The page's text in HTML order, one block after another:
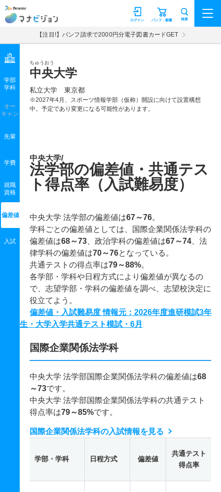
マナビジョン パンフ・願書
ログイン 検索
【注目!】パンフ請求で2000円分電子図書カードGET
ちゅうおう
中央大学
私立大学 東京都
※2027年4月、スポーツ情報学部（仮称）開設に向けて設置構想
中。予定であり変更になる可能性があります。
学部
学科
オー
キャン
先輩
学費
就職
資格
偏差値
入試
中央大学/
法学部の偏差値・共通テス
ト得点率（入試難易度）
中央大学 法学部の偏差値は67～76。
学科ごとの偏差値としては、国際企業関係法学科の
偏差値は68～73 、政治学科の偏差値は67～74 、法
律学科の偏差値は70～76となっている。
共通テストの得点率は79～88%。
各学部・学科や日程方式により偏差値が異なるの
で、志望学部・学科の偏差値を調べ、志望校決定に
役立てよう。
偏差値・入試難易度 情報元：2026年度進研模試3年
生・大学入学共通テスト模試・6月
国際企業関係法学科
中央大学 法学部国際企業関係法学科の偏差値は68
～73です。
中央大学 法学部国際企業関係法学科の共通テスト
得点率は79～85%です。
国際企業関係法学科の入試情報を見る
学部・学科 日程方式 偏差値
共通テスト
得点率